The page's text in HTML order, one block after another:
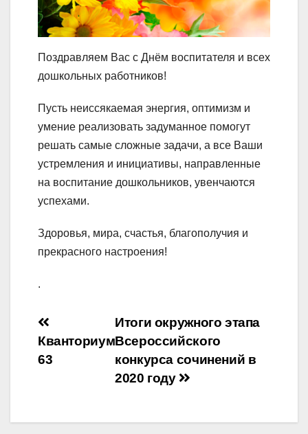
Поздравляем Вас с Днём воспитателя и всех
дошкольных работников!
Пусть неиссякаемая энергия, оптимизм и
умение реализовать задуманное помогут
решать самые сложные задачи, а все Ваши
устремления и инициативы, направленные
на воспитание дошкольников, увенчаются
успехами.
Здоровья, мира, счастья, благополучия и
прекрасного настроения!
.
Навигация
по
записям
Итоги окружного этапа
Всероссийского
конкурса сочинений в
2020 году
Кванториум
63